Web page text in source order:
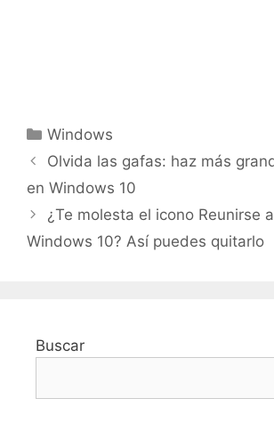
Categorías
Windows
Olvida las gafas: haz más
en Windows 10
¿Te molesta el icono Reunirse
Windows 10? Así puedes quitarlo
Buscar